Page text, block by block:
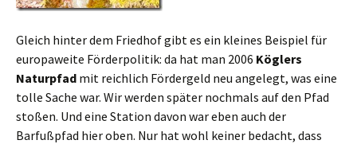
Gleich hinter dem Friedhof gibt es ein kleines Beispiel für
europaweite Förderpolitik: da hat man 2006 Köglers
Naturpfad mit reichlich Fördergeld neu angelegt, was eine
tolle Sache war. Wir werden später nochmals auf den Pfad
stoßen. Und eine Station davon war eben auch der
Barfußpfad hier oben. Nur hat wohl keiner bedacht, dass